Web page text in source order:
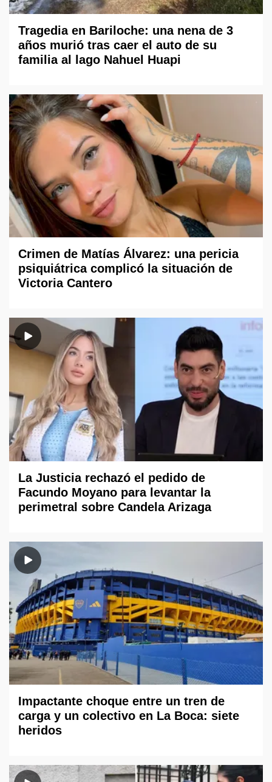
Tragedia en Bariloche: una nena de 3
años murió tras caer el auto de su
familia al lago Nahuel Huapi
Crimen de Matías Álvarez: una pericia
psiquiátrica complicó la situación de
Victoria Cantero
La Justicia rechazó el pedido de
Facundo Moyano para levantar la
perimetral sobre Candela Arizaga
Impactante choque entre un tren de
carga y un colectivo en La Boca: siete
heridos